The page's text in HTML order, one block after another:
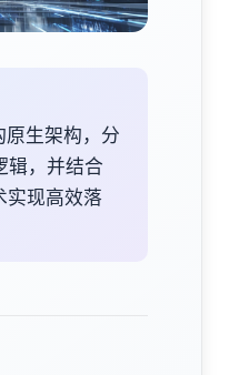
原生架构，分
辑，并结合
实现高效落